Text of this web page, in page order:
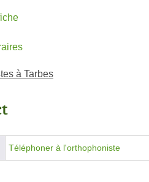
à Tarbes
Téléphoner à l'orthophoniste